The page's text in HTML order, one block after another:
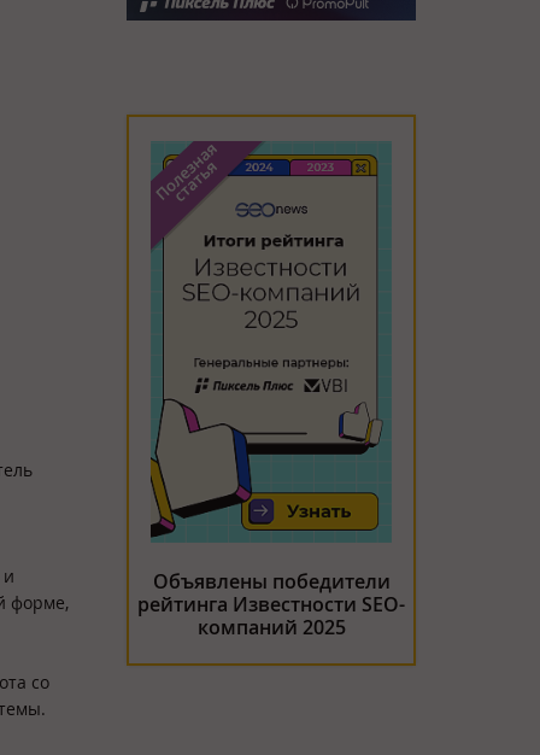
форме,
со
Объявлены победители
рейтинга Известности SEO-
компаний 2025